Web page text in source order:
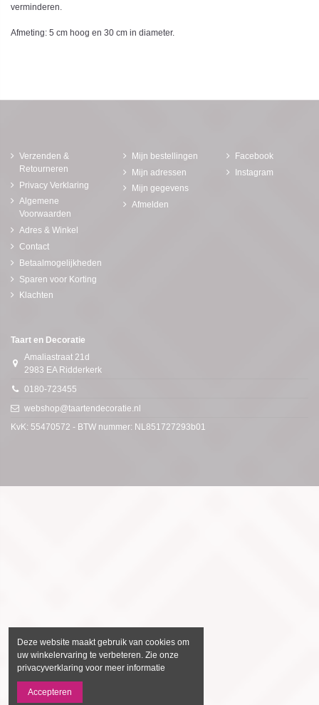
verminderen.
Afmeting: 5 cm hoog en 30 cm in diameter.
Verzenden &
Retourneren
Privacy Verklaring
Algemene
Voorwaarden
Adres & Winkel
Contact
Betaalmogelijkheden
Sparen voor Korting
Klachten
Mijn bestellingen
Mijn adressen
Mijn gegevens
Afmelden
Facebook
Instagram
Taart en Decoratie
Amaliastraat 21d
2983 EA Ridderkerk
0180-723455
webshop@taartendecoratie.nl
KvK: 55470572 - BTW nummer: NL851727293b01
Deze website maakt gebruik van cookies om
uw winkelervaring te verbeteren. Zie onze
privacyverklaring voor meer informatie
Accepteren